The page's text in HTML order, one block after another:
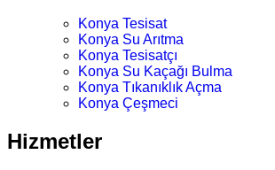
Konya Tesisat
Konya Su Arıtma
Konya Tesisatçı
Konya Su Kaçağı Bulma
Konya Tıkanıklık Açma
Konya Çeşmeci
Hizmetler